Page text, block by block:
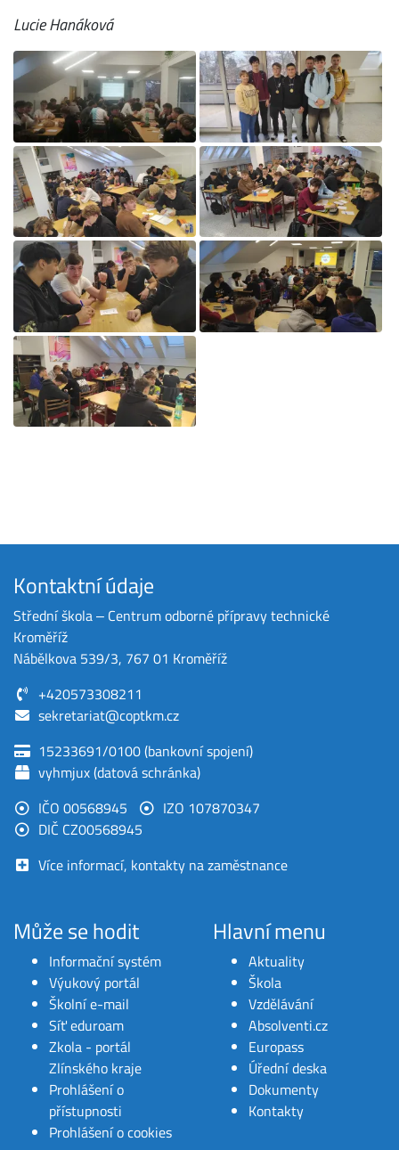
Lucie Hanáková
Kontaktní údaje
Střední škola ‒ Centrum odborné přípravy technické
Kroměříž
Nábělkova 539/3, 767 01 Kroměříž
+420573308211
sekretariat@coptkm.cz
15233691/0100 (bankovní spojení)
vyhmjux (datová schránka)
IČO 00568945
IZO 107870347
DIČ CZ00568945
Více informací, kontakty na zaměstnance
Může se hodit
Informační systém
Výukový portál
Školní e-mail
Síť eduroam
Zkola - portál
Zlínského kraje
Prohlášení o
přístupnosti
Prohlášení o cookies
Hlavní menu
Aktuality
Škola
Vzdělávání
Absolventi.cz
Europass
Úřední deska
Dokumenty
Kontakty